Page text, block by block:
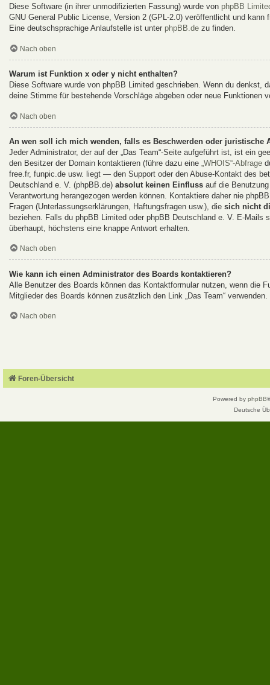
Diese Software (in ihrer unmodifizierten Fassung) wurde von phpBB
GNU General Public License, Version 2 (GPL-2.0) veröffentlicht und
Eine deutschsprachige Anlaufstelle ist unter phpBB.de zu finden.
Nach oben
Warum ist Funktion x oder y nicht enthalten?
Diese Software wurde von phpBB Limited geschrieben. Wenn du
deine Stimme für bestehende Vorschläge abgeben oder neue Funktionen
Nach oben
An wen soll ich mich wenden, falls es Beschwerden oder juristische
Jeder Administrator, der auf der „Das Team“-Seite aufgeführt ist, ist ein
den Besitzer der Domain kontaktieren (führe dazu eine „WHOIS“-Abfrage
free.fr, funpic.de usw. liegt — den Support oder den Abuse-Kontakt des
Deutschland e. V. (phpBB.de) absolut keinen Einfluss auf die
Verantwortung herangezogen werden können. Kontaktiere daher nie
Fragen (Unterlassungserklärungen, Haftungsfragen usw.), die sich nicht
beziehen. Falls du phpBB Limited oder phpBB Deutschland e. V. E-Mails
überhaupt, höchstens eine knappe Antwort erhalten.
Nach oben
Wie kann ich einen Administrator des Boards kontaktieren?
Alle Benutzer des Boards können das Kontaktformular nutzen, wenn die
Mitglieder des Boards können zusätzlich den Link „Das Team“ verwenden.
Nach oben
Foren-Übersicht
Powered by phpBB
Deutsche